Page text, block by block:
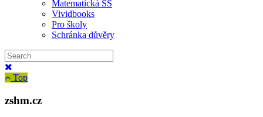
Matematická ŠS
Vividbooks
Pro školy
Schránka důvěry
Top
zshm.cz